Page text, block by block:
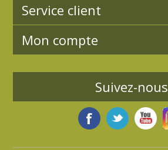
Service client
Mon compte
Suivez-nous